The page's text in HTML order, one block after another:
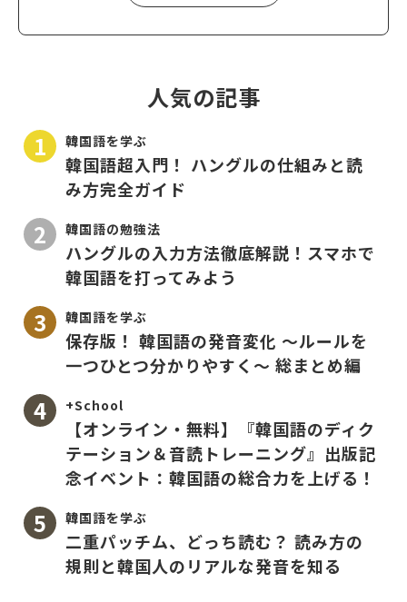
人気の記事
韓国語を学ぶ
韓国語超入門！ ハングルの仕組みと読
み方完全ガイド
韓国語の勉強法
ハングルの入力方法徹底解説！スマホで
韓国語を打ってみよう
韓国語を学ぶ
保存版！ 韓国語の発音変化 〜ルールを
一つひとつ分かりやすく〜 総まとめ編
+School
【オンライン・無料】『韓国語のディク
テーション＆音読トレーニング』出版記
念イベント：韓国語の総合力を上げる！
韓国語を学ぶ
二重パッチム、どっち読む？ 読み方の
規則と韓国人のリアルな発音を知る